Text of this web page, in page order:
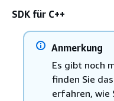
SDK für C++
Anmerkung
Es gibt noch
finden Sie
erfahren, wie